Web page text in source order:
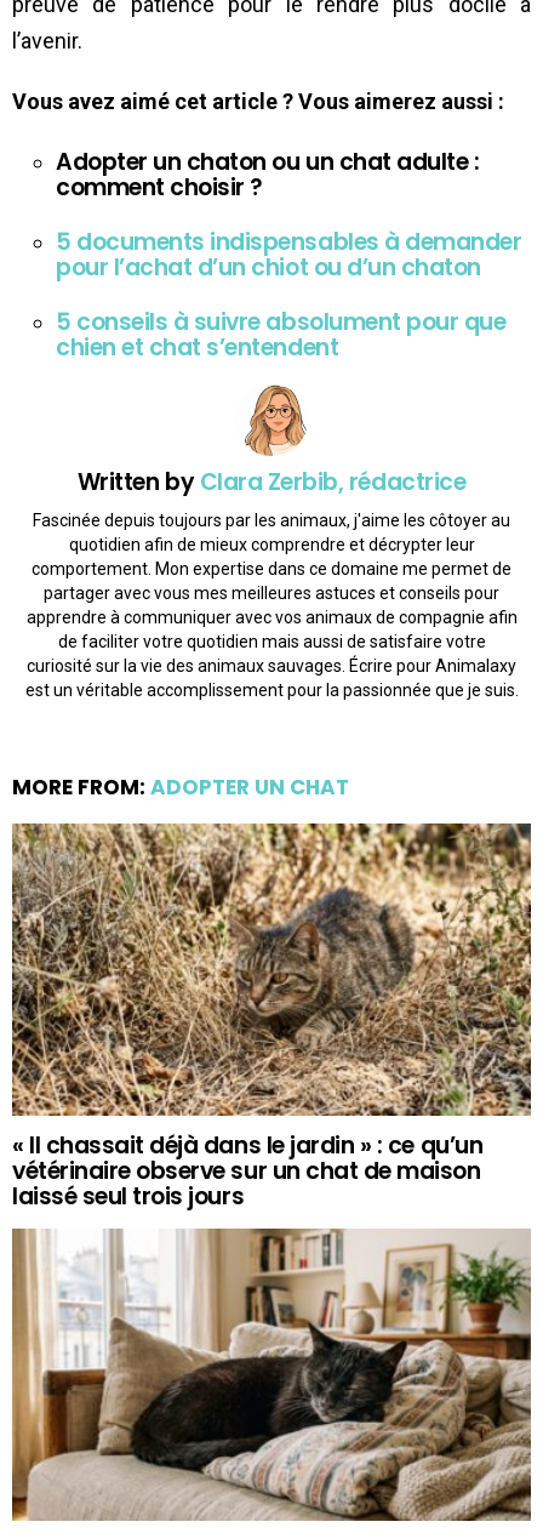
l’avenir.
Vous avez aimé cet article ? Vous aimerez aussi :
Adopter un chaton ou un chat adulte :
comment choisir ?
5 documents indispensables à demander
pour l’achat d’un chiot ou d’un chaton
5 conseils à suivre absolument pour que
chien et chat s’entendent
Written byClara Zerbib, rédactrice
Fascinée depuis toujours par les animaux, j'aime les côtoyer au
quotidien afin de mieux comprendre et décrypter leur
comportement. Mon expertise dans ce domaine me permet de
partager avec vous mes meilleures astuces et conseils pour
apprendre à communiquer avec vos animaux de compagnie afin
de faciliter votre quotidien mais aussi de satisfaire votre
curiosité sur la vie des animaux sauvages. Écrire pour Animalaxy
est un véritable accomplissement pour la passionnée que je suis.
MORE FROM: ADOPTER UN CHAT
« Il chassait déjà dans le jardin » : ce qu’un
vétérinaire observe sur un chat de maison
laissé seul trois jours